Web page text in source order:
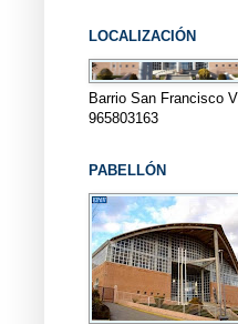
LOCALIZACIÓN
Barrio San Francisco
965803163
PABELLÓN